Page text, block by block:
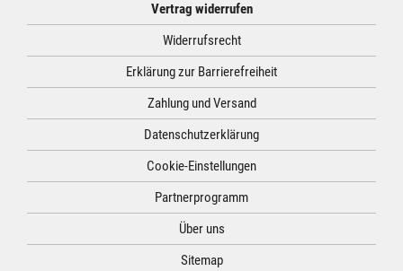
Vertrag widerrufen
Widerrufsrecht
Erklärung zur Barrierefreiheit
Zahlung und Versand
Datenschutzerklärung
Cookie-Einstellungen
Partnerprogramm
Über uns
Sitemap